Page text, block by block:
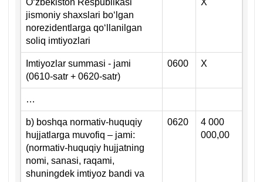
ilova
Oʻzbekiston Respublikasi
jismoniy shaхslari boʻlgan
norezidentlarga qoʻllanilgan
soliq imtiyozlari
X
Imtiyozlar summasi - jami
(0610-satr + 0620-satr)
0600 X
…
b) boshqa normativ-huquqiy
hujjatlarga muvofiq – jami:
(normativ-huquqiy hujjatning
nomi, sanasi, raqami,
shuningdek imtiyoz bandi va
0620
4 000
000,00